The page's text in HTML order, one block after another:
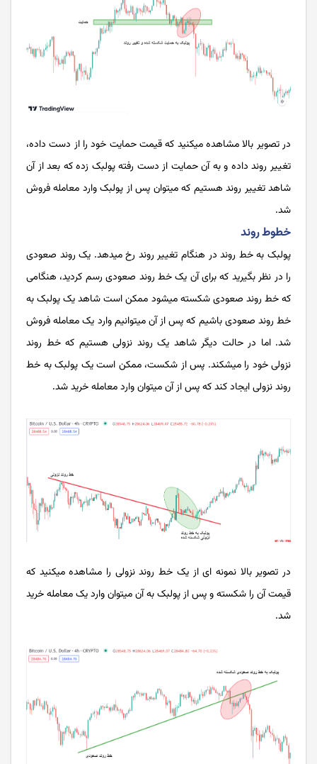
در تصویر بالا مشاهده می­کنید که قیمت حمایت خود را از دست داده،
تغییر روند داده و به آن حمایت از دست رفته پولبک زده که بعد از آن
شاهد تغییر روند هستیم که می­توان پس از پولبک وارد معامله فروش
شد.
خطوط روند
پولبک به خط روند در هنگام تغییر روند رخ می­دهد. یک روند صعودی
را در نظر بگیرید که برای آن یک خط روند صعودی رسم کردید، هنگامی
که خط روند صعودی شکسته­ می­شود ممکن است شاهد یک پولبک به
خط روند صعودی باشیم که پس از آن می­توانیم وارد یک معامله فروش
شد. اما در حالت دیگر شاهد یک روند نزولی هستیم که خط روند
نزولی خود را می­شکند. پس از شکست، ممکن است یک پولبک به خط
روند نزولی ایجاد کند که پس از آن می­توان وارد معامله خرید شد.
در تصویر بالا نمونه ای از یک خط روند نزولی را مشاهده می­کنید که
قیمت آن را شکسته و پس از پولبک به آن می­توان وارد یک معامله خرید
شد.